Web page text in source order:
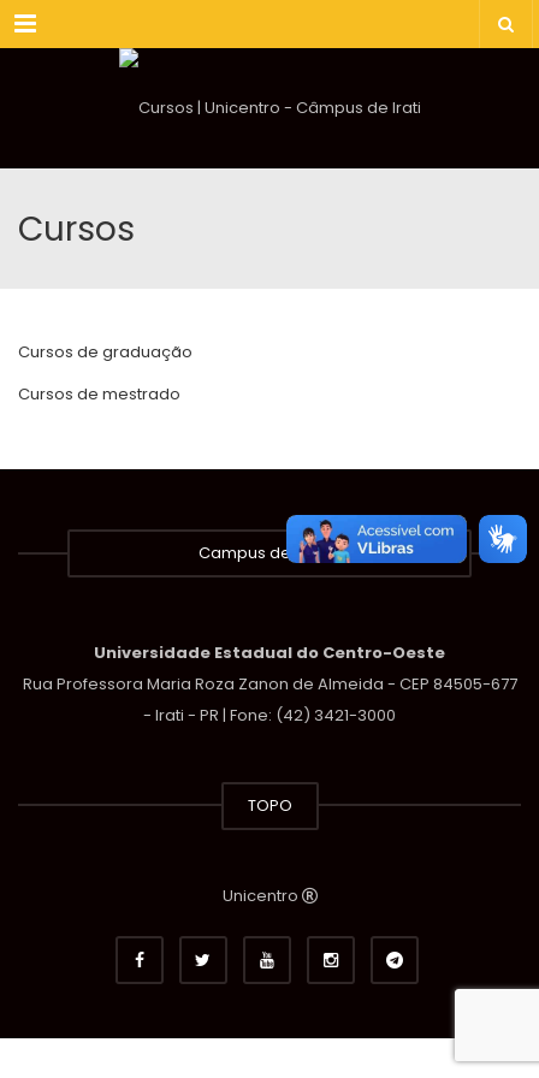
Menu
Cursos
Cursos de graduação
Cursos de mestrado
Campus de Irati
Universidade Estadual do Centro-Oeste
Rua Professora Maria Roza Zanon de Almeida - CEP 84505-677
- Irati - PR | Fone: (42) 3421-3000
TOPO
Unicentro